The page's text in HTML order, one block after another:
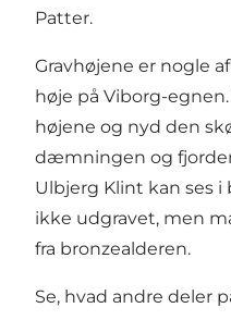
Patter.
Gravhøjene er nogle
høje på Viborg-
højene og nyd den
dæmningen og
Ulbjerg Klint kan ses
ikke udgravet, men
fra bronzealderen.
Se, hvad andre deler